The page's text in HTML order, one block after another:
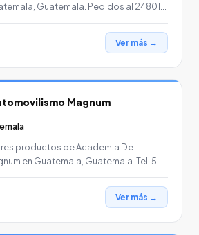
Guatemala. Pedidos al 24801…
Ver más →
Magnum
productos de Academia De
en Guatemala, Guatemala. Tel: 5…
Ver más →